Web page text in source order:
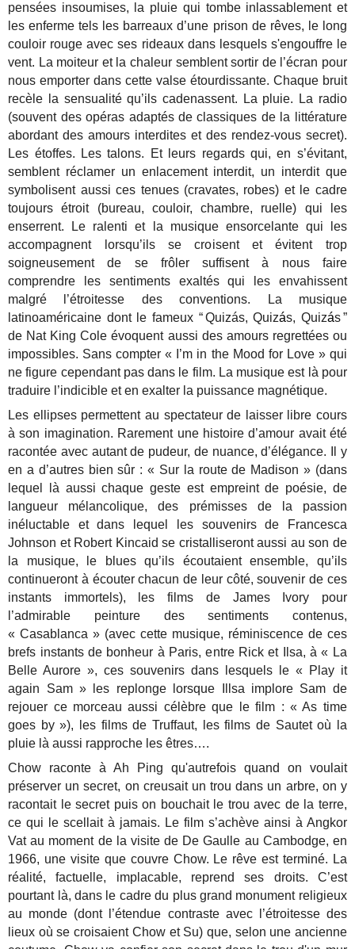
pensées insoumises, la pluie qui tombe inlassablement et
les enferme tels les barreaux d’une prison de rêves, le long
couloir rouge avec ses rideaux dans lesquels s'engouffre le
vent. La moiteur et la chaleur semblent sortir de l’écran pour
nous emporter dans cette valse étourdissante. Chaque bruit
recèle la sensualité qu’ils cadenassent. La pluie. La radio
(souvent des opéras adaptés de classiques de la littérature
abordant des amours interdites et des rendez-vous secret).
Les étoffes. Les talons. Et leurs regards qui, en s’évitant,
semblent réclamer un enlacement interdit, un interdit que
symbolisent aussi ces tenues (cravates, robes) et le cadre
toujours étroit (bureau, couloir, chambre, ruelle) qui les
enserrent. Le ralenti et la musique ensorcelante qui les
accompagnent lorsqu’ils se croisent et évitent trop
soigneusement de se frôler suffisent à nous faire
comprendre les sentiments exaltés qui les envahissent
malgré l’étroitesse des conventions. La musique
latinoaméricaine dont le fameux “ Quizás, Quizás, Quizás ”
de Nat King Cole évoquent aussi des amours regrettées ou
impossibles. Sans compter « I’m in the Mood for Love » qui
ne figure cependant pas dans le film. La musique est là pour
traduire l’indicible et en exalter la puissance magnétique.
Les ellipses permettent au spectateur de laisser libre cours
à son imagination. Rarement une histoire d’amour avait été
racontée avec autant de pudeur, de nuance, d’élégance. Il y
en a d’autres bien sûr : « Sur la route de Madison » (dans
lequel là aussi chaque geste est empreint de poésie, de
langueur mélancolique, des prémisses de la passion
inéluctable et dans lequel les souvenirs de Francesca
Johnson et Robert Kincaid se cristalliseront aussi au son de
la musique, le blues qu’ils écoutaient ensemble, qu’ils
continueront à écouter chacun de leur côté, souvenir de ces
instants immortels), les films de James Ivory pour
l’admirable peinture des sentiments contenus,
« Casablanca » (avec cette musique, réminiscence de ces
brefs instants de bonheur à Paris, entre Rick et Ilsa, à « La
Belle Aurore », ces souvenirs dans lesquels le « Play it
again Sam » les replonge lorsque Illsa implore Sam de
rejouer ce morceau aussi célèbre que le film : « As time
goes by »), les films de Truffaut, les films de Sautet où la
pluie là aussi rapproche les êtres….
Chow raconte à Ah Ping qu'autrefois quand on voulait
préserver un secret, on creusait un trou dans un arbre, on y
racontait le secret puis on bouchait le trou avec de la terre,
ce qui le scellait à jamais. Le film s’achève ainsi à Angkor
Vat au moment de la visite de De Gaulle au Cambodge, en
1966, une visite que couvre Chow. Le rêve est terminé. La
réalité, factuelle, implacable, reprend ses droits. C’est
pourtant là, dans le cadre du plus grand monument religieux
au monde (dont l’étendue contraste avec l’étroitesse des
lieux où se croisaient Chow et Su) que, selon une ancienne